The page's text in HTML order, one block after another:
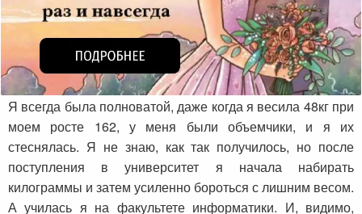
Я всегда была полноватой, даже когда я весила 48кг при
моем росте 162, у меня были объемчики, и я их
стеснялась. Я не знаю, как так получилось, но после
поступления в университет я начала набирать
килограммы и затем усиленно бороться с лишним весом.
А училась я на факультете информатики. И, видимо,